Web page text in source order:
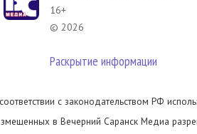
16+
© 2026
Раскрытие информации
с законодательством РФ
в Вечерний Саранск Медиа